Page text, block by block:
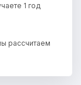
1 год
рассчитаем